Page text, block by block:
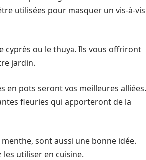
utilisées pour masquer un vis-à-vis
cyprès ou le thuya. Ils vous offriront
jardin.
en pots seront vos meilleures alliées.
fleuries qui apporteront de la
sont aussi une bonne idée.
utiliser en cuisine.